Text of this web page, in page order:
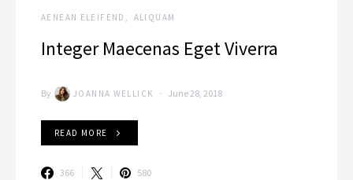
AENEAN ELEIFEND ALIQUAM
Integer Maecenas Eget Viverra
By JOANNA WELLICK June 28, 2018
READ MORE
366 580